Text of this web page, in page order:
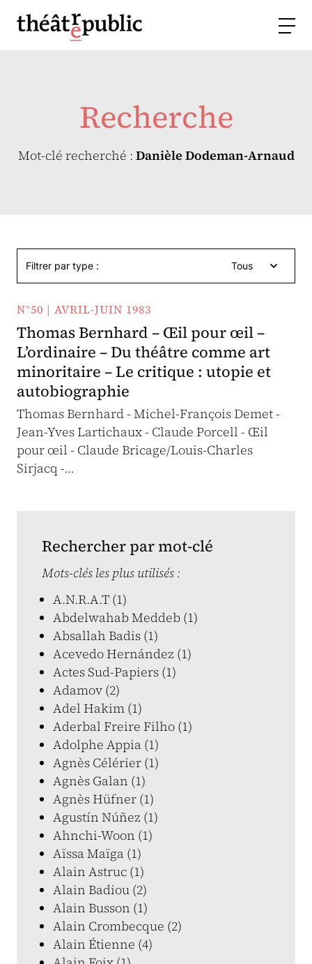
Recherche
Mot-clé recherché : Danièle Dodeman-Arnaud
Filtrer par type : Tous
N°50 | AVRIL-JUIN 1983
Thomas Bernhard – Œil pour œil –
L’ordinaire – Du théâtre comme art
minoritaire – Le critique : utopie et
autobiographie
Thomas Bernhard - Michel-François Demet -
Jean-Yves Lartichaux - Claude Porcell - Œil
pour œil - Claude Bricage/Louis-Charles
Sirjacq -…
Rechercher par mot-clé
Mots-clés les plus utilisés :
A.N.R.A.T (1)
Abdelwahab Meddeb (1)
Absallah Badis (1)
Acevedo Hernández (1)
Actes Sud-Papiers (1)
Adamov (2)
Adel Hakim (1)
Aderbal Freire Filho (1)
Adolphe Appia (1)
Agnès Célérier (1)
Agnès Galan (1)
Agnès Hüfner (1)
Agustín Núñez (1)
Ahnchi-Woon (1)
Aïssa Maïga (1)
Alain Astruc (1)
Alain Badiou (2)
Alain Busson (1)
Alain Crombecque (2)
Alain Étienne (4)